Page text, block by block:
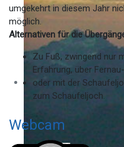
umgekehrt in diesem Jahr
möglich.
Alternativen für die
Zu Fuß, zwingend nur
Erfahrung, über
oder mit der
zum Schaufeljoch.
Webcam